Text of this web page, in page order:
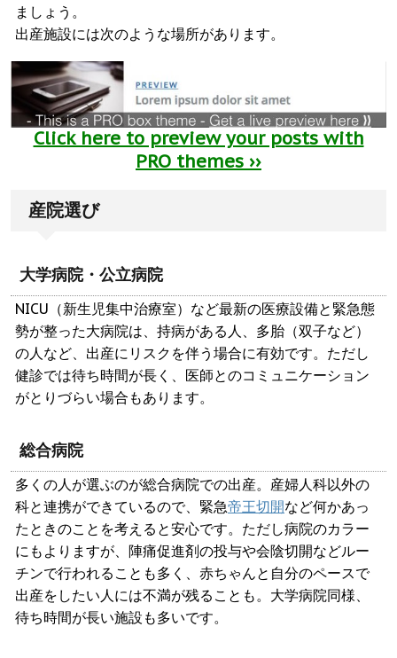
ましょう。
出産施設には次のような場所があります。
Click here to preview your posts with
PRO themes ››
産院選び
大学病院・公立病院
NICU（新生児集中治療室）など最新の医療設備と緊急態
勢が整った大病院は、持病がある人、多胎（双子など）
の人など、出産にリスクを伴う場合に有効です。ただし
健診では待ち時間が長く、医師とのコミュニケーション
がとりづらい場合もあります。
総合病院
多くの人が選ぶのが総合病院での出産。産婦人科以外の
科と連携ができているので、緊急帝王切開など何かあっ
たときのことを考えると安心です。ただし病院のカラー
にもよりますが、陣痛促進剤の投与や会陰切開などルー
チンで行われることも多く、赤ちゃんと自分のペースで
出産をしたい人には不満が残ることも。大学病院同様、
待ち時間が長い施設も多いです。